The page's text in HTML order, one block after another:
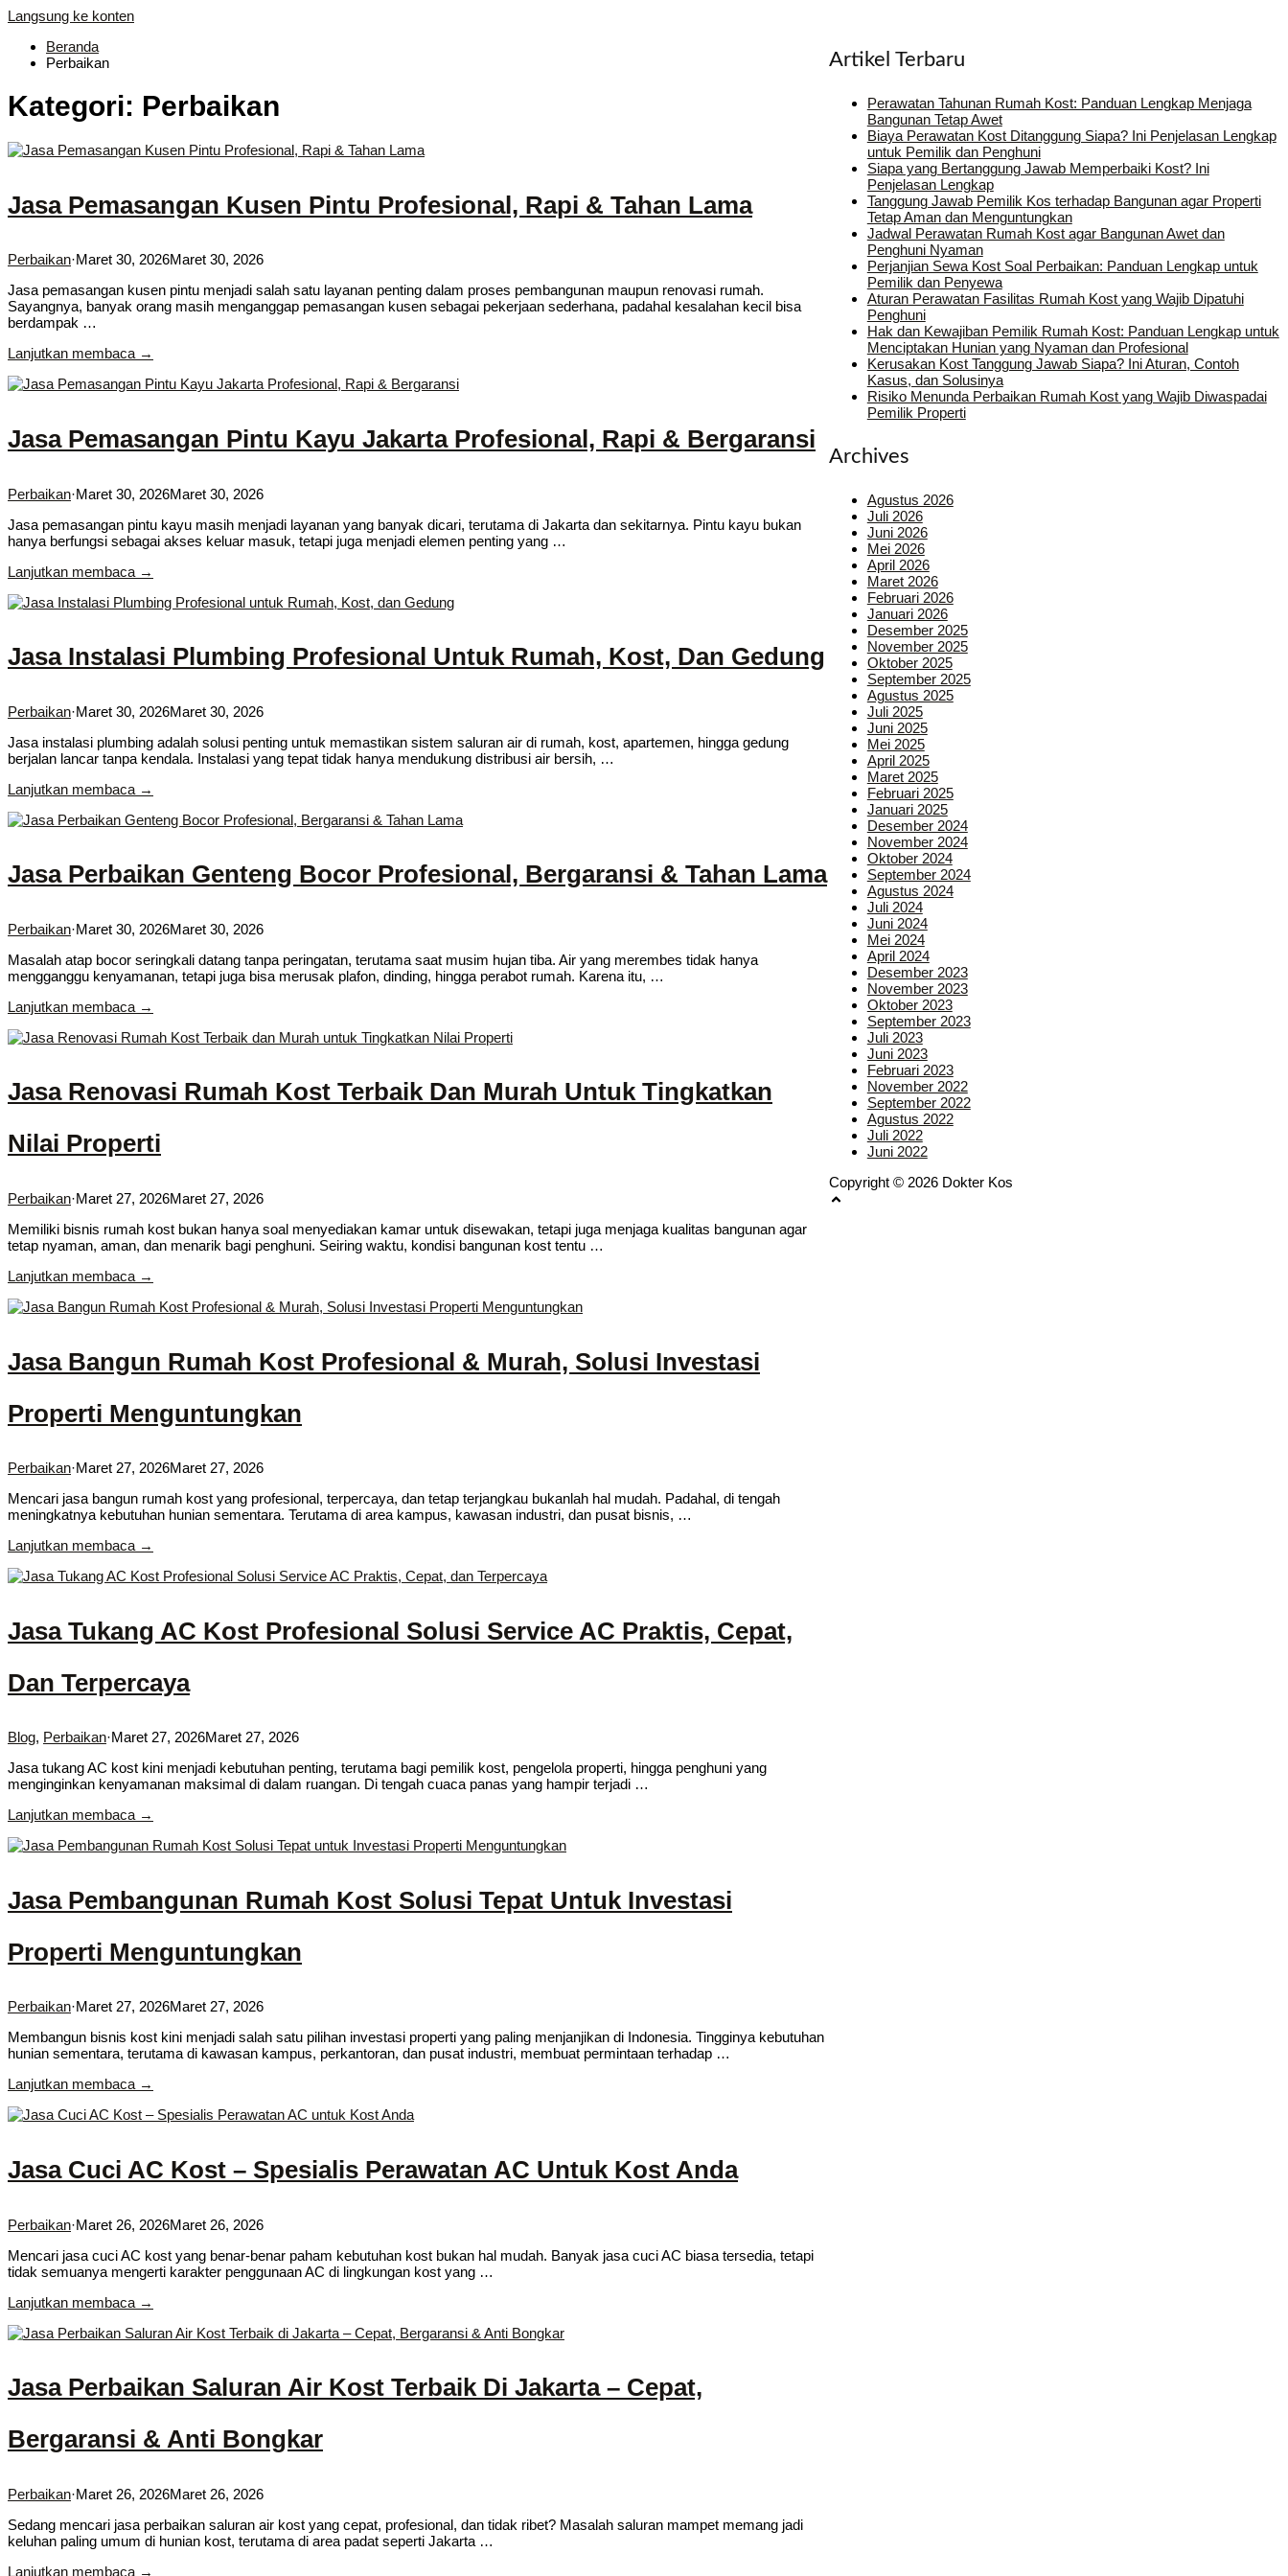
Langsung ke konten
Beranda
Perbaikan
Kategori: Perbaikan
Jasa Pemasangan Kusen Pintu Profesional, Rapi & Tahan Lama
Perbaikan·Maret 30, 2026Maret 30, 2026
Jasa pemasangan kusen pintu menjadi salah satu layanan penting dalam proses pembangunan maupun renovasi rumah.
Sayangnya, banyak orang masih menganggap pemasangan kusen sebagai pekerjaan sederhana, padahal kesalahan kecil bisa
berdampak …
Lanjutkan membaca →
Jasa Pemasangan Pintu Kayu Jakarta Profesional, Rapi & Bergaransi
Perbaikan·Maret 30, 2026Maret 30, 2026
Jasa pemasangan pintu kayu masih menjadi layanan yang banyak dicari, terutama di Jakarta dan sekitarnya. Pintu kayu bukan
hanya berfungsi sebagai akses keluar masuk, tetapi juga menjadi elemen penting yang …
Lanjutkan membaca →
Jasa Instalasi Plumbing Profesional Untuk Rumah, Kost, Dan Gedung
Perbaikan·Maret 30, 2026Maret 30, 2026
Jasa instalasi plumbing adalah solusi penting untuk memastikan sistem saluran air di rumah, kost, apartemen, hingga gedung
berjalan lancar tanpa kendala. Instalasi yang tepat tidak hanya mendukung distribusi air bersih, …
Lanjutkan membaca →
Jasa Perbaikan Genteng Bocor Profesional, Bergaransi & Tahan Lama
Perbaikan·Maret 30, 2026Maret 30, 2026
Masalah atap bocor seringkali datang tanpa peringatan, terutama saat musim hujan tiba. Air yang merembes tidak hanya
mengganggu kenyamanan, tetapi juga bisa merusak plafon, dinding, hingga perabot rumah. Karena itu, …
Lanjutkan membaca →
Jasa Renovasi Rumah Kost Terbaik Dan Murah Untuk Tingkatkan
Nilai Properti
Perbaikan·Maret 27, 2026Maret 27, 2026
Memiliki bisnis rumah kost bukan hanya soal menyediakan kamar untuk disewakan, tetapi juga menjaga kualitas bangunan agar
tetap nyaman, aman, dan menarik bagi penghuni. Seiring waktu, kondisi bangunan kost tentu …
Lanjutkan membaca →
Jasa Bangun Rumah Kost Profesional & Murah, Solusi Investasi
Properti Menguntungkan
Perbaikan·Maret 27, 2026Maret 27, 2026
Mencari jasa bangun rumah kost yang profesional, terpercaya, dan tetap terjangkau bukanlah hal mudah. Padahal, di tengah
meningkatnya kebutuhan hunian sementara. Terutama di area kampus, kawasan industri, dan pusat bisnis, …
Lanjutkan membaca →
Jasa Tukang AC Kost Profesional Solusi Service AC Praktis, Cepat,
Dan Terpercaya
Blog, Perbaikan·Maret 27, 2026Maret 27, 2026
Jasa tukang AC kost kini menjadi kebutuhan penting, terutama bagi pemilik kost, pengelola properti, hingga penghuni yang
menginginkan kenyamanan maksimal di dalam ruangan. Di tengah cuaca panas yang hampir terjadi …
Lanjutkan membaca →
Jasa Pembangunan Rumah Kost Solusi Tepat Untuk Investasi
Properti Menguntungkan
Perbaikan·Maret 27, 2026Maret 27, 2026
Membangun bisnis kost kini menjadi salah satu pilihan investasi properti yang paling menjanjikan di Indonesia. Tingginya kebutuhan
hunian sementara, terutama di kawasan kampus, perkantoran, dan pusat industri, membuat permintaan terhadap …
Lanjutkan membaca →
Jasa Cuci AC Kost – Spesialis Perawatan AC Untuk Kost Anda
Perbaikan·Maret 26, 2026Maret 26, 2026
Mencari jasa cuci AC kost yang benar-benar paham kebutuhan kost bukan hal mudah. Banyak jasa cuci AC biasa tersedia, tetapi
tidak semuanya mengerti karakter penggunaan AC di lingkungan kost yang …
Lanjutkan membaca →
Jasa Perbaikan Saluran Air Kost Terbaik Di Jakarta – Cepat,
Bergaransi & Anti Bongkar
Perbaikan·Maret 26, 2026Maret 26, 2026
Sedang mencari jasa perbaikan saluran air kost yang cepat, profesional, dan tidak ribet? Masalah saluran mampet memang jadi
keluhan paling umum di hunian kost, terutama di area padat seperti Jakarta …
Lanjutkan membaca →
Artikel Terbaru
Perawatan Tahunan Rumah Kost: Panduan Lengkap Menjaga
Bangunan Tetap Awet
Biaya Perawatan Kost Ditanggung Siapa? Ini Penjelasan Lengkap
untuk Pemilik dan Penghuni
Siapa yang Bertanggung Jawab Memperbaiki Kost? Ini
Penjelasan Lengkap
Tanggung Jawab Pemilik Kos terhadap Bangunan agar Properti
Tetap Aman dan Menguntungkan
Jadwal Perawatan Rumah Kost agar Bangunan Awet dan
Penghuni Nyaman
Perjanjian Sewa Kost Soal Perbaikan: Panduan Lengkap untuk
Pemilik dan Penyewa
Aturan Perawatan Fasilitas Rumah Kost yang Wajib Dipatuhi
Penghuni
Hak dan Kewajiban Pemilik Rumah Kost: Panduan Lengkap untuk
Menciptakan Hunian yang Nyaman dan Profesional
Kerusakan Kost Tanggung Jawab Siapa? Ini Aturan, Contoh
Kasus, dan Solusinya
Risiko Menunda Perbaikan Rumah Kost yang Wajib Diwaspadai
Pemilik Properti
Archives
Agustus 2026
Juli 2026
Juni 2026
Mei 2026
April 2026
Maret 2026
Februari 2026
Januari 2026
Desember 2025
November 2025
Oktober 2025
September 2025
Agustus 2025
Juli 2025
Juni 2025
Mei 2025
April 2025
Maret 2025
Februari 2025
Januari 2025
Desember 2024
November 2024
Oktober 2024
September 2024
Agustus 2024
Juli 2024
Juni 2024
Mei 2024
April 2024
Desember 2023
November 2023
Oktober 2023
September 2023
Juli 2023
Juni 2023
Februari 2023
November 2022
September 2022
Agustus 2022
Juli 2022
Juni 2022
Copyright © 2026 Dokter Kos